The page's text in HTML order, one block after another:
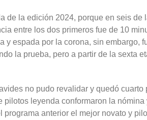
de la edición 2024, porque en seis
entre los dos primeros fue de 10
y espada por la corona, sin
la prueba, pero a partir de la sexta
no pudo revalidar y quedó
pilotos leyenda conformaron la
anterior el mejor novato y